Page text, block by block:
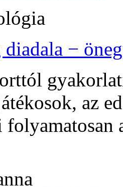
diadala −
az
folyamatosan